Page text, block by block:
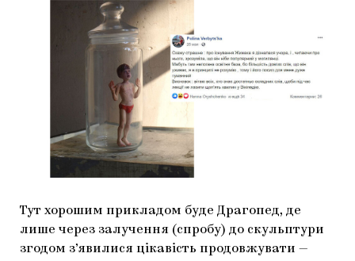
Тут хорошим прикладом буде Драгопед, де
лише через залучення (спробу) до скульптури
згодом з’явилися цікавість продовжувати —